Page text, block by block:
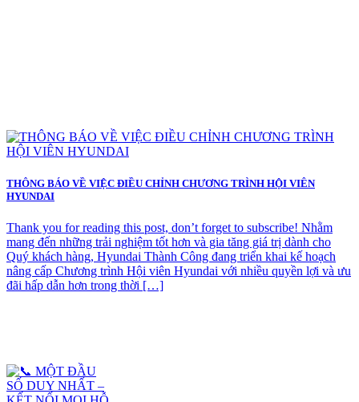
THÔNG BÁO VỀ VIỆC ĐIỀU CHỈNH CHƯƠNG TRÌNH HỘI VIÊN
HYUNDAI
Thank you for reading this post, don’t forget to subscribe! Nhằm
mang đến những trải nghiệm tốt hơn và gia tăng giá trị dành cho
Quý khách hàng, Hyundai Thành Công đang triển khai kế hoạch
nâng cấp Chương trình Hội viên Hyundai với nhiều quyền lợi và ưu
đãi hấp dẫn hơn trong thời […]